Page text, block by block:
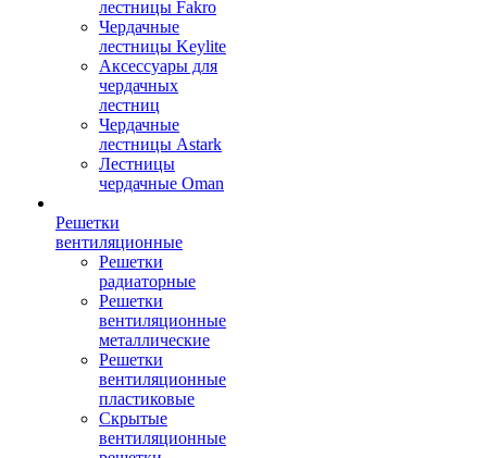
лестницы Fakro
Чердачные
лестницы Keylite
Аксессуары для
чердачных
лестниц
Чердачные
лестницы Astark
Лестницы
чердачные Oman
Решетки
вентиляционные
Решетки
радиаторные
Решетки
вентиляционные
металлические
Решетки
вентиляционные
пластиковые
Скрытые
вентиляционные